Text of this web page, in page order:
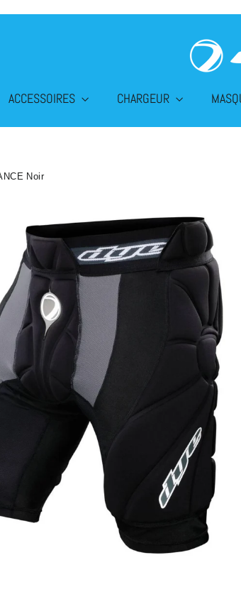
ACCESSOIRES CHARGEUR
Noir